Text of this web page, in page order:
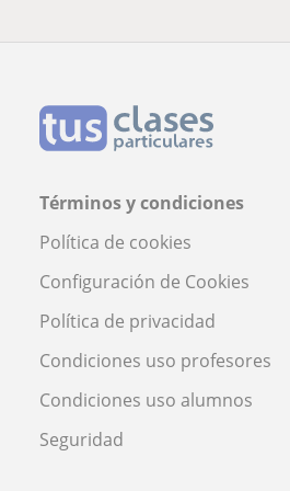
Términos y condiciones
Política de cookies
Configuración de Cookies
Política de privacidad
Condiciones uso profesores
Condiciones uso alumnos
Seguridad